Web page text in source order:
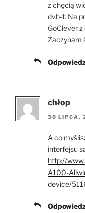
z chęcią
dvb-t. Na
GoClever
Zaczynam
chłop
30 LIPCA,
A co
interfejsu
http://
A100-
device/